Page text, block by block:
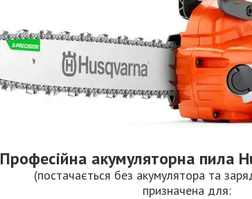
Професійна акумуляторна пила
(постачається без акумулятора та
призначена для: